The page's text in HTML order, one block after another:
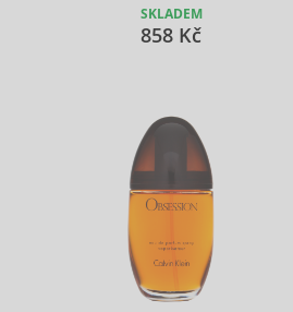
SKLADEM
858 Kč